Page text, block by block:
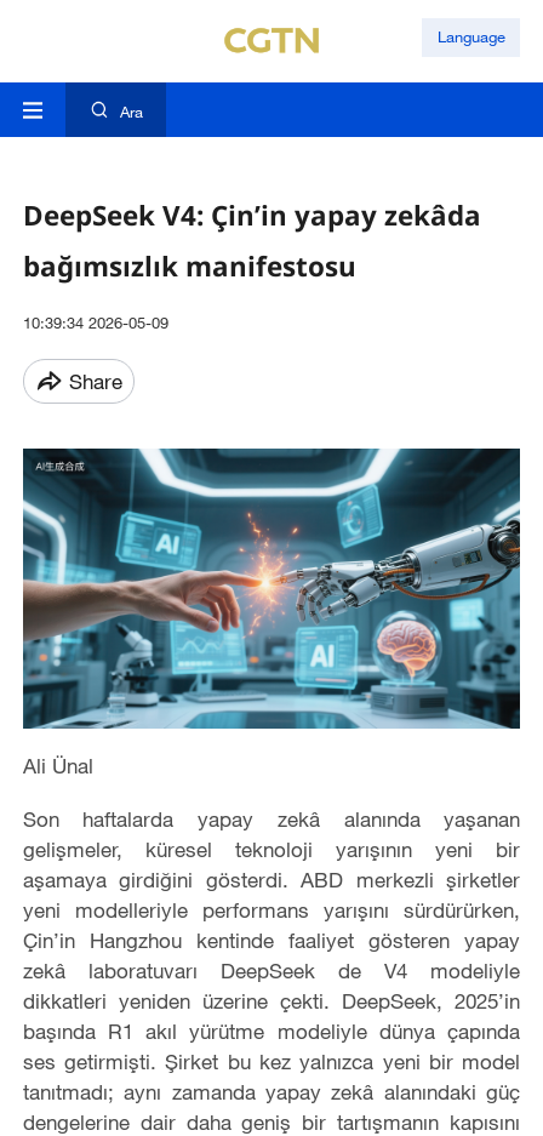
Language
Ara
DeepSeek V4: Çin’in yapay zekâda
bağımsızlık manifestosu
10:39:34 2026-05-09
Share
Ali Ünal
Son haftalarda yapay zekâ alanında yaşanan
gelişmeler, küresel teknoloji yarışının yeni bir
aşamaya girdiğini gösterdi. ABD merkezli şirketler
yeni modelleriyle performans yarışını sürdürürken,
Çin’in Hangzhou kentinde faaliyet gösteren yapay
zekâ laboratuvarı DeepSeek de V4 modeliyle
dikkatleri yeniden üzerine çekti. DeepSeek, 2025’in
başında R1 akıl yürütme modeliyle dünya çapında
ses getirmişti. Şirket bu kez yalnızca yeni bir model
tanıtmadı; aynı zamanda yapay zekâ alanındaki güç
dengelerine dair daha geniş bir tartışmanın kapısını